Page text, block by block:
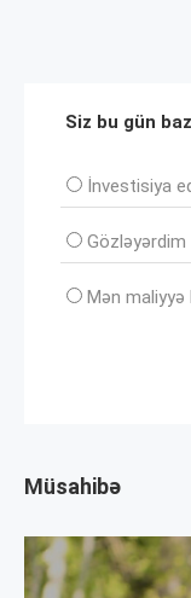
Siz bu gün
İnvеstisiya
Gözləyərdim
Mən maliyyə
Müsahibə